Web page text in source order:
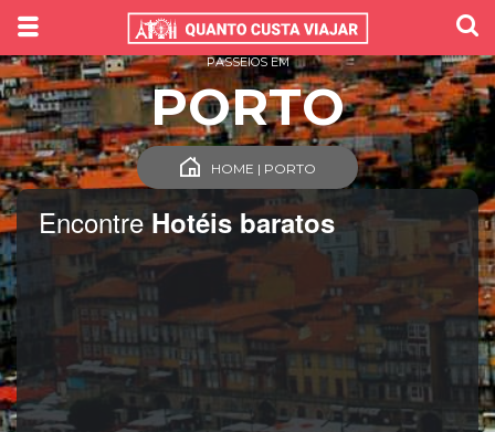
EncontreHotéis baratos
PASSEIOS EM
PORTO
HOME | PORTO